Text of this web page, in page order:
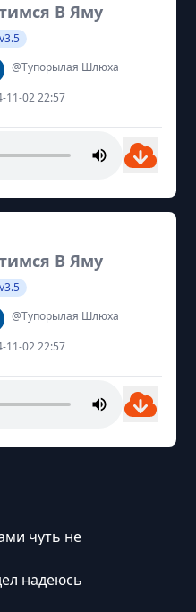
В Яму
v3.5
@Тупорылая Шлюха
11-02 22:57
В Яму
v3.5
@Тупорылая Шлюха
11-02 22:57
чуть не
надеюсь